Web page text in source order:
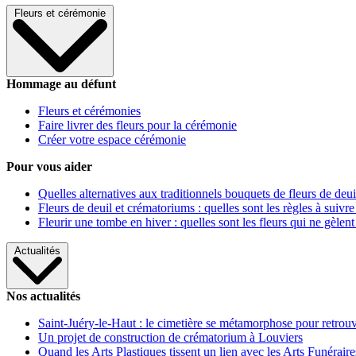
Fleurs et cérémonie
Hommage au défunt
Fleurs et cérémonies
Faire livrer des fleurs pour la cérémonie
Créer votre espace cérémonie
Pour vous aider
Quelles alternatives aux traditionnels bouquets de fleurs de
Fleurs de deuil et crématoriums : quelles sont les règles à
Fleurir une tombe en hiver : quelles sont les fleurs qui ne gèlent
Actualités
Nos actualités
Saint-Juéry-le-Haut : le cimetière se métamorphose pour
Un projet de construction de crématorium à Louviers
Quand les Arts Plastiques tissent un lien avec les Arts